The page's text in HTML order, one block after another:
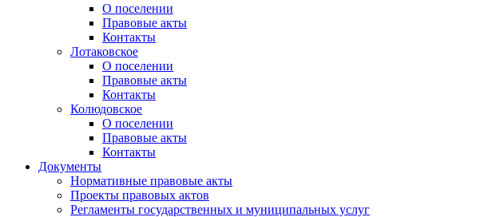
О поселении
Правовые акты
Контакты
Лотаковское
О поселении
Правовые акты
Контакты
Колюдовское
О поселении
Правовые акты
Контакты
Документы
Нормативные правовые акты
Проекты правовых актов
Регламенты государственных и муниципальных услуг